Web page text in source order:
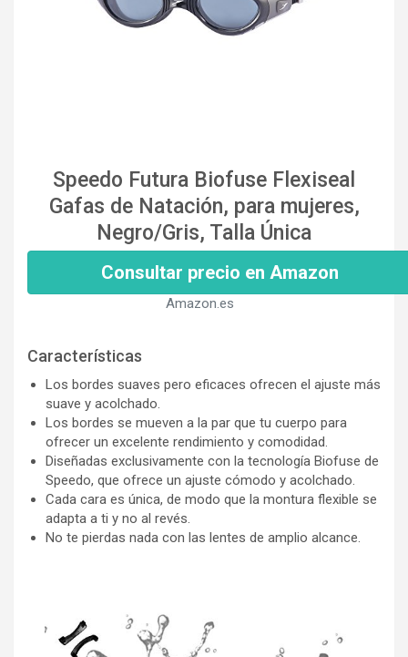
Speedo Futura Biofuse Flexiseal
Gafas de Natación, para mujeres,
Negro/Gris, Talla Única
Consultar precio en Amazon
Amazon.es
Características
Los bordes suaves pero eficaces ofrecen el ajuste más
suave y acolchado.
Los bordes se mueven a la par que tu cuerpo para
ofrecer un excelente rendimiento y comodidad.
Diseñadas exclusivamente con la tecnología Biofuse de
Speedo, que ofrece un ajuste cómodo y acolchado.
Cada cara es única, de modo que la montura flexible se
adapta a ti y no al revés.
No te pierdas nada con las lentes de amplio alcance.